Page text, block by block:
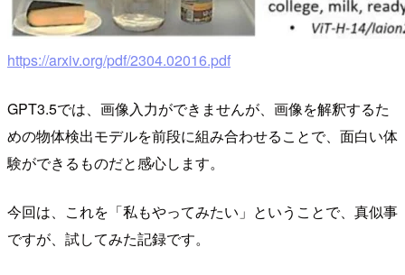
https://arxiv.org/pdf/2304.02016.pdf
GPT3.5では、画像入力ができませんが、画像を解釈するた
めの物体検出モデルを前段に組み合わせることで、面白い体
験ができるものだと感心します。
今回は、これを「私もやってみたい」ということで、真似事
ですが、試してみた記録です。